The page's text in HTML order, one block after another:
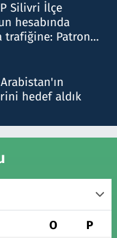
Silivri İlçe
hesabında
trafiğine: Patron
hedef aldık
O P